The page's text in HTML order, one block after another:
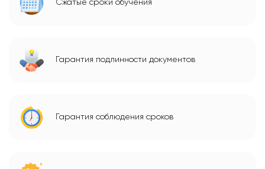
Сжатые сроки обучения
Гарантия подлинности документов
Гарантия соблюдения сроков